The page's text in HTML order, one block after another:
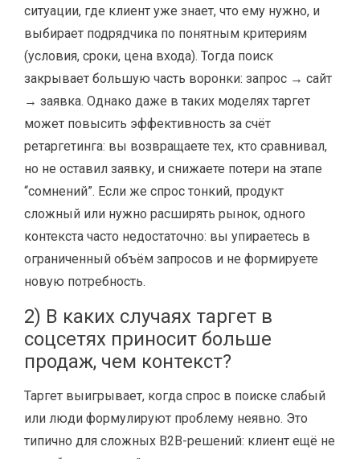
ситуации, где клиент уже знает, что ему нужно, и
выбирает подрядчика по понятным критериям
(условия, сроки, цена входа). Тогда поиск
закрывает большую часть воронки: запрос → сайт
→ заявка. Однако даже в таких моделях таргет
может повысить эффективность за счёт
ретаргетинга: вы возвращаете тех, кто сравнивал,
но не оставил заявку, и снижаете потери на этапе
“сомнений”. Если же спрос тонкий, продукт
сложный или нужно расширять рынок, одного
контекста часто недостаточно: вы упираетесь в
ограниченный объём запросов и не формируете
новую потребность.
2) В каких случаях таргет в
соцсетях приносит больше
продаж, чем контекст?
Таргет выигрывает, когда спрос в поиске слабый
или люди формулируют проблему неявно. Это
типично для сложных B2B-решений: клиент ещё не